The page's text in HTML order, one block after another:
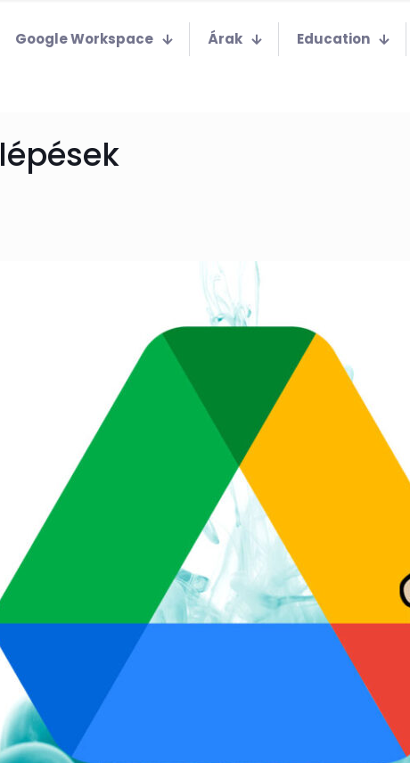
Google Workspace Árak Education